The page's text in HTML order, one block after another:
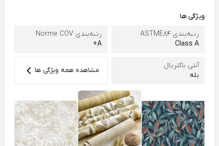
ویژگی ها
رتبه‌بندی ASTME84
Class A
رتبه‌بندی Norme COV
A+
آنتی باکتریال
بله
مشاهده همه ویژگی ها